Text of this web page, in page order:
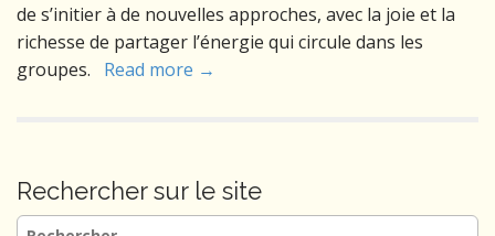
de s’initier à de nouvelles approches, avec la joie et la
richesse de partager l’énergie qui circule dans les
groupes. Read more →
Rechercher sur le site
Rechercher :